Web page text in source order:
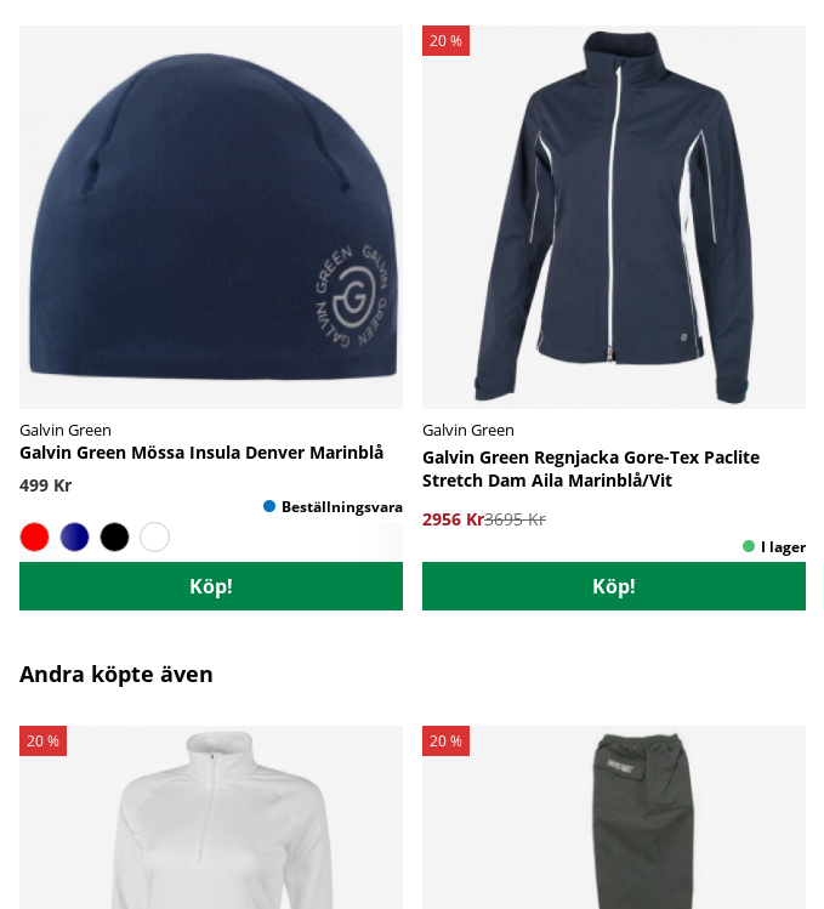
Galvin Green
Galvin Green Mössa Insula Denver Marinblå
499 Kr
Köp!
20 %
Galvin Green
Galvin Green Regnjacka Gore-Tex Paclite
Stretch Dam Aila Marinblå/Vit
2956 Kr3695 Kr
Köp!
Andra köpte även
20 % 20 %